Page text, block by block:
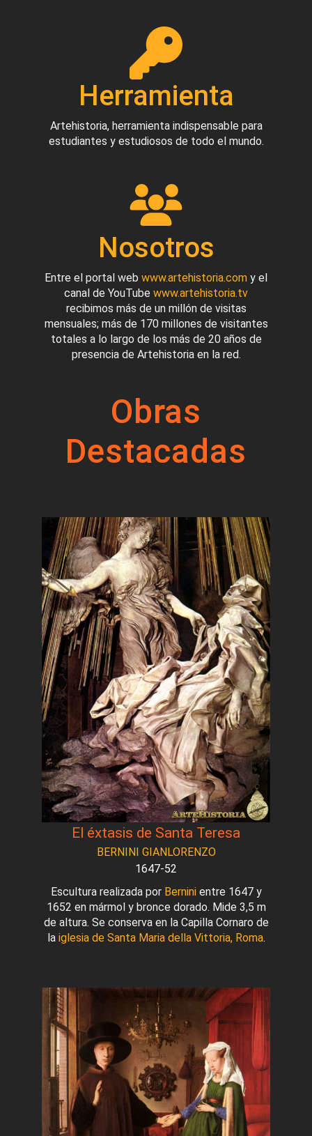
Herramienta
Artehistoria, herramienta indispensable para
estudiantes y estudiosos de todo el mundo.
Nosotros
Entre el portal web www.artehistoria.com y el
canal de YouTube www.artehistoria.tv
recibimos más de un millón de visitas
mensuales; más de 170 millones de visitantes
totales a lo largo de los más de 20 años de
presencia de Artehistoria en la red.
Obras
Destacadas
El éxtasis de Santa Teresa
BERNINI GIANLORENZO
1647-52
Escultura realizada por Berninientre 1647 y
1652 en mármol y bronce dorado. Mide 3,5 m
de altura. Se conserva en la Capilla Cornaro de
la iglesia de Santa Maria della Vittoria, Roma.